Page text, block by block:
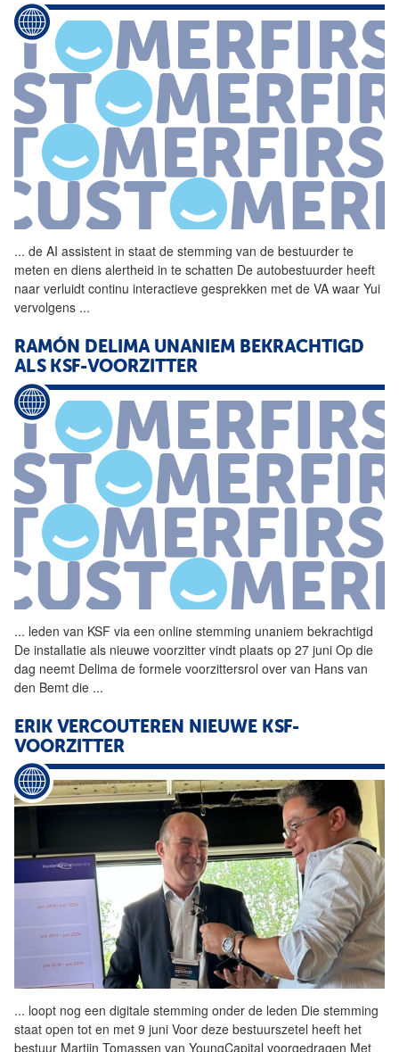
... de AI assistent in staat de stemming van de bestuurder te
meten en diens alertheid in te schatten De autobestuurder heeft
naar verluidt continu interactieve gesprekken met de VA waar Yui
vervolgens ...
RAMÓN DELIMA UNANIEM BEKRACHTIGD
ALS KSF-VOORZITTER
... leden van KSF via een online stemming unaniem bekrachtigd
De installatie als nieuwe voorzitter vindt plaats op 27 juni Op die
dag neemt Delima de formele voorzittersrol over van Hans van
den Bemt die ...
ERIK VERCOUTEREN NIEUWE KSF-
VOORZITTER
... loopt nog een digitale stemming onder de leden Die stemming
staat open tot en met 9 juni Voor deze bestuurszetel heeft het
bestuur Martijn Tomassen van YoungCapital voorgedragen Met